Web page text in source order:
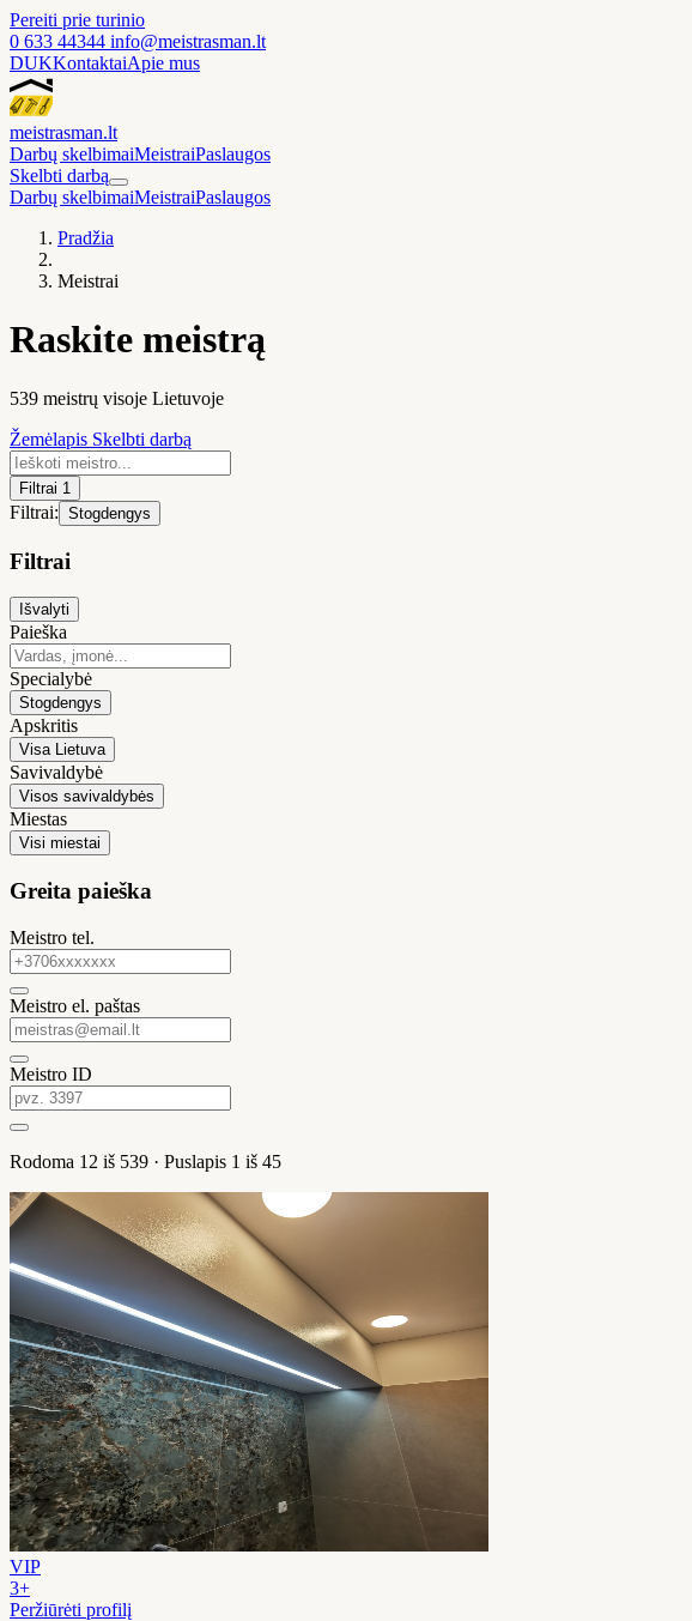
Pereiti prie turinio
0 633 44344 info@meistrasman.lt
DUKKontaktaiApie mus
meistrasman.lt
Darbų skelbimaiMeistraiPaslaugos
Skelbti darbą
Darbų skelbimaiMeistraiPaslaugos
Pradžia
Meistrai
Raskite meistrą
539 meistrų visoje Lietuvoje
Žemėlapis Skelbti darbą
Filtrai 1
Filtrai: Stogdengys
Filtrai
Išvalyti
Paieška
Specialybė
Stogdengys
Apskritis
Visa Lietuva
Savivaldybė
Visos savivaldybės
Miestas
Visi miestai
Greita paieška
Meistro tel.
Meistro el. paštas
Meistro ID
Rodoma 12 iš 539 · Puslapis 1 iš 45
VIP
3+
Peržiūrėti profilį